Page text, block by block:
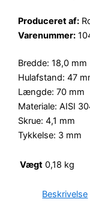
Produceret af:
Varenummer:
Bredde: 18,0 mm
Hulafstand: 47
Længde: 70 mm
Materiale: AISI
Skrue: 4,1 mm
Tykkelse: 3 mm
Vægt 0,18 kg
Beskrivelse